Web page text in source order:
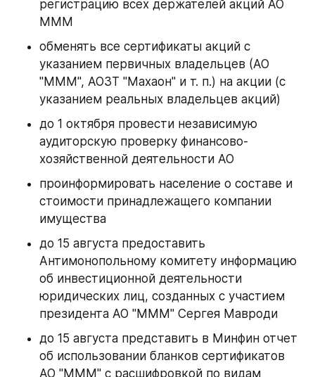
регистрацию всех держателей акций АО
МММ
обменять все сертификаты акций с
указанием первичных владельцев (АО
"МММ", АОЗТ "Махаон" и т. п.) на акции (с
указанием реальных владельцев акций)
до 1 октября провести независимую
аудиторскую проверку финансово-
хозяйственной деятельности АО
проинформировать население о составе и
стоимости принадлежащего компании
имущества
до 15 августа предоставить
Антимонопольному комитету информацию
об инвестиционной деятельности
юридических лиц, созданных с участием
президента АО "МММ" Сергея Мавроди
до 15 августа представить в Минфин отчет
об использовании бланков сертификатов
АО "МММ" с расшифровкой по видам